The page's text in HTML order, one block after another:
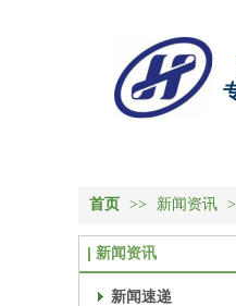
专
首页 >> 新闻资讯
新闻资讯
新闻速递